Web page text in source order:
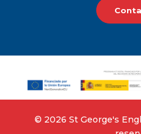
©‎ 2026 St George's